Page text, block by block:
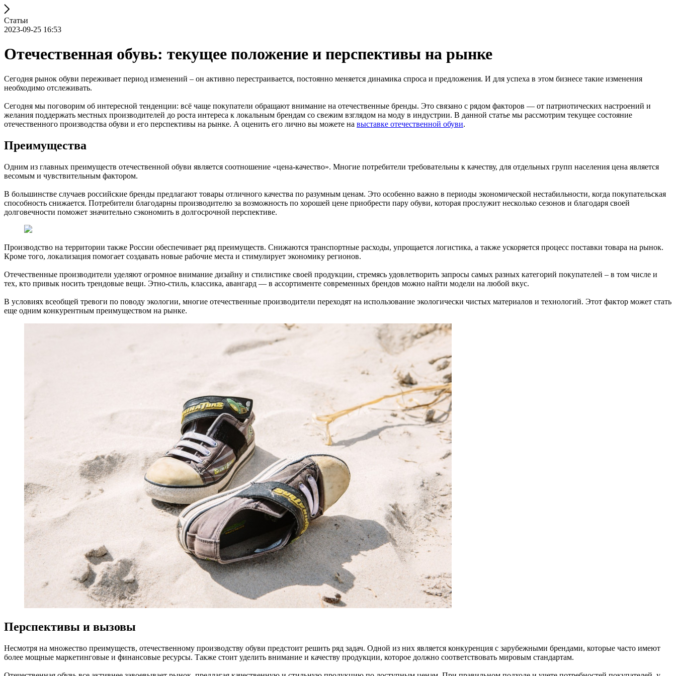
Статьи
2023-09-25 16:53
Отечественная обувь: текущее положение и перспективы на рынке
Сегодня рынок обуви переживает период изменений – он активно перестраивается, постоянно меняется динамика спроса и предложения. И для успеха в этом бизнесе такие изменения
необходимо отслеживать.
Сегодня мы поговорим об интересной тенденции: всё чаще покупатели обращают внимание на отечественные бренды. Это связано с рядом факторов — от патриотических настроений и
желания поддержать местных производителей до роста интереса к локальным брендам со свежим взглядом на моду в индустрии. В данной статье мы рассмотрим текущее состояние
отечественного производства обуви и его перспективы на рынке. А оценить его лично вы можете на выставке отечественной обуви.
Преимущества
Одним из главных преимуществ отечественной обуви является соотношение «цена-качество». Многие потребители требовательны к качеству, для отдельных групп населения цена является
весомым и чувствительным фактором.
В большинстве случаев российские бренды предлагают товары отличного качества по разумным ценам. Это особенно важно в периоды экономической нестабильности, когда покупательская
способность снижается. Потребители благодарны производителю за возможность по хорошей цене приобрести пару обуви, которая прослужит несколько сезонов и благодаря своей
долговечности поможет значительно сэкономить в долгосрочной перспективе.
Производство на территории также России обеспечивает ряд преимуществ. Снижаются транспортные расходы, упрощается логистика, а также ускоряется процесс поставки товара на рынок.
Кроме того, локализация помогает создавать новые рабочие места и стимулирует экономику регионов.
Отечественные производители уделяют огромное внимание дизайну и стилистике своей продукции, стремясь удовлетворить запросы самых разных категорий покупателей – в том числе и
тех, кто привык носить трендовые вещи. Этно-стиль, классика, авангард — в ассортименте современных брендов можно найти модели на любой вкус.
В условиях всеобщей тревоги по поводу экологии, многие отечественные производители переходят на использование экологически чистых материалов и технологий. Этот фактор может стать
еще одним конкурентным преимуществом на рынке.
Перспективы и вызовы
Несмотря на множество преимуществ, отечественному производству обуви предстоит решить ряд задач. Одной из них является конкуренция с зарубежными брендами, которые часто имеют
более мощные маркетинговые и финансовые ресурсы. Также стоит уделить внимание и качеству продукции, которое должно соответствовать мировым стандартам.